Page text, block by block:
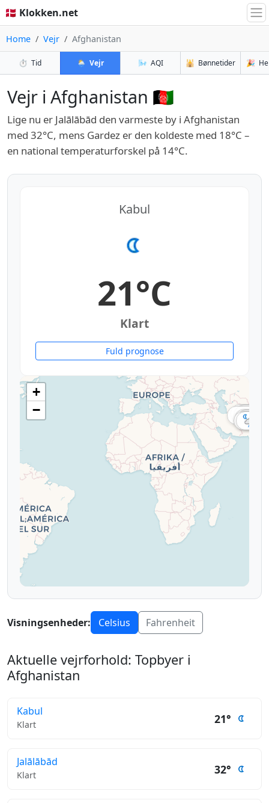
🇩🇰 Klokken.net
Home Vejr Afghanistan
⏱️ Tid 🌦️ Vejr 🌬️ AQI 🕌 Bønnetider 🎉
Vejr i Afghanistan 🇦🇫
Lige nu er Jalālābād den varmeste by i Afghanistan
med 32°C, mens Gardez er den koldeste med 18°C –
en national temperaturforskel på 14°C.
Kabul
21°C
Klart
Fuld prognose
24°
+
−
Visningsenheder: Celsius Fahrenheit
Aktuelle vejrforhold: Topbyer i
Afghanistan
Kabul
Klart 21°
Jalālābād
Klart 32°